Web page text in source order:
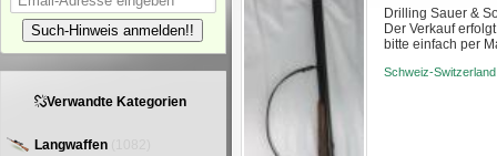
Drilling Sauer &
Der Verkauf
bitte einfach per
Schweiz-
Such-Hinweis anmelden!!
Verwandte Kategorien
Langwaffen